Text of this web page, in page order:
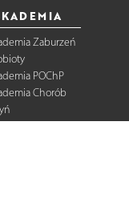
Zaburzeń
POChP
Chorób